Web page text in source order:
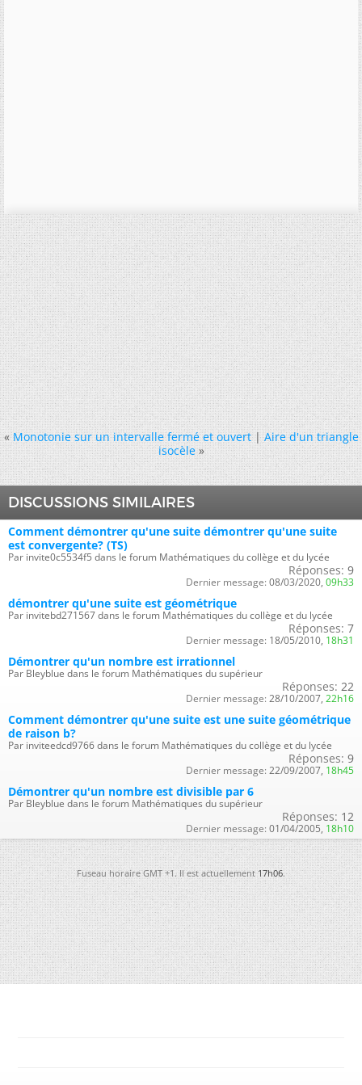
« Monotonie sur un intervalle fermé et ouvert|Aire d'un triangle
isocèle »
DISCUSSIONS SIMILAIRES
Comment démontrer qu'une suite démontrer qu'une suite
est convergente? (TS)
Par invite0c5534f5 dans le forum Mathématiques du collège et du lycée
Réponses: 9
Dernier message: 08/03/2020, 09h33
démontrer qu'une suite est géométrique
Par invitebd271567 dans le forum Mathématiques du collège et du lycée
Réponses: 7
Dernier message: 18/05/2010, 18h31
Démontrer qu'un nombre est irrationnel
Par Bleyblue dans le forum Mathématiques du supérieur
Réponses: 22
Dernier message: 28/10/2007, 22h16
Comment démontrer qu'une suite est une suite géométrique
de raison b?
Par inviteedcd9766 dans le forum Mathématiques du collège et du lycée
Réponses: 9
Dernier message: 22/09/2007, 18h45
Démontrer qu'un nombre est divisible par 6
Par Bleyblue dans le forum Mathématiques du supérieur
Réponses: 12
Dernier message: 01/04/2005, 18h10
Fuseau horaire GMT +1. Il est actuellement17h06.